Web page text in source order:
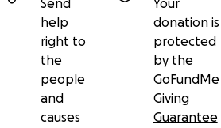
Send
help
right to
the
people
and
causes
Your
donation is
protected
by the
GoFundMe
Giving
Guarantee